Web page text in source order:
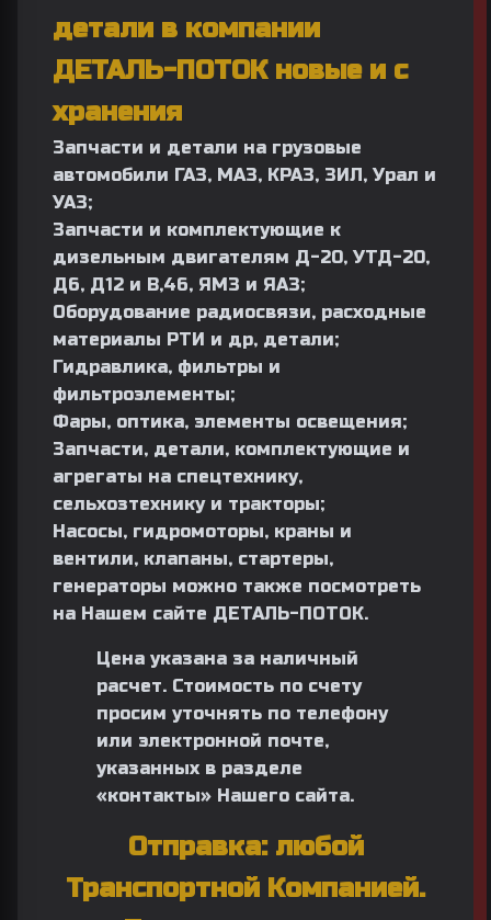
детали в компании
ДЕТАЛЬ-ПОТОК новые и с
хранения
Запчасти и детали на грузовые
автомобили ГАЗ, МАЗ, КРАЗ, ЗИЛ, Урал и
УАЗ;
Запчасти и комплектующие к
дизельным двигателям Д-20, УТД-20,
Д6, Д12 и В,46, ЯМЗ и ЯАЗ;
Оборудование радиосвязи, расходные
материалы РТИ и др, детали;
Гидравлика, фильтры и
фильтроэлементы;
Фары, оптика, элементы освещения;
Запчасти, детали, комплектующие и
агрегаты на спецтехнику,
сельхозтехнику и тракторы;
Насосы, гидромоторы, краны и
вентили, клапаны, стартеры,
генераторы можно также посмотреть
на Нашем сайте ДЕТАЛЬ-ПОТОК.
Цена указана за наличный
расчет. Стоимость по счету
просим уточнять по телефону
или электронной почте,
указанных в разделе
«контакты» Нашего сайта.
Отправка: любой
Транспортной Компанией.